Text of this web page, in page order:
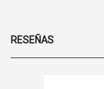
RESEÑAS